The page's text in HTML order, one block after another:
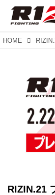
HOME
RIZIN.21